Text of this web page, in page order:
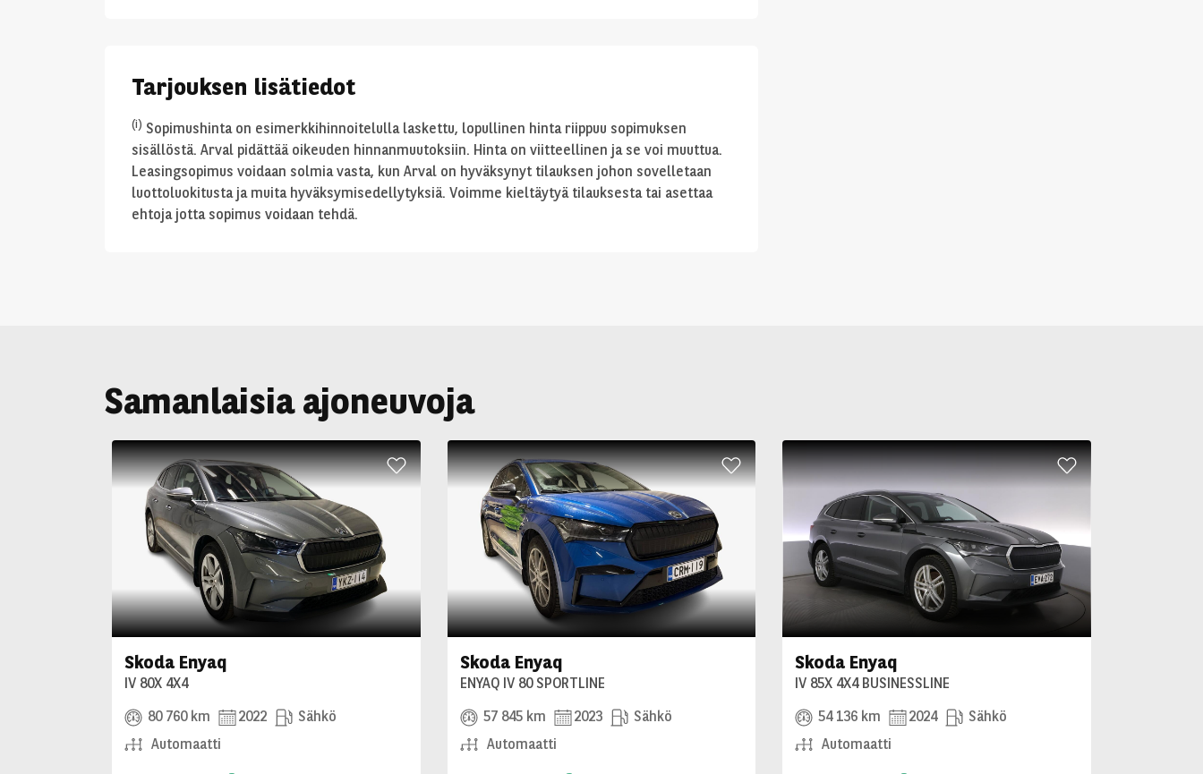
Tarjouksen lisätiedot
(i) Sopimushinta on esimerkkihinnoitelulla laskettu, lopullinen hinta riippuu sopimuksen
sisällöstä. Arval pidättää oikeuden hinnanmuutoksiin. Hinta on viitteellinen ja se voi muuttua.
Leasingsopimus voidaan solmia vasta, kun Arval on hyväksynyt tilauksen johon sovelletaan
luottoluokitusta ja muita hyväksymisedellytyksiä. Voimme kieltäytyä tilauksesta tai asettaa
ehtoja jotta sopimus voidaan tehdä.
Samanlaisia ajoneuvoja
Skoda Enyaq
IV 80X 4X4
80 760 km
2022
Sähkö
Automaatti
Skoda Enyaq
ENYAQ IV 80 SPORTLINE
57 845 km
2023
Sähkö
Automaatti
Skoda Enyaq
IV 85X 4X4 BUSINESSLINE
54 136 km
2024
Sähkö
Automaatti